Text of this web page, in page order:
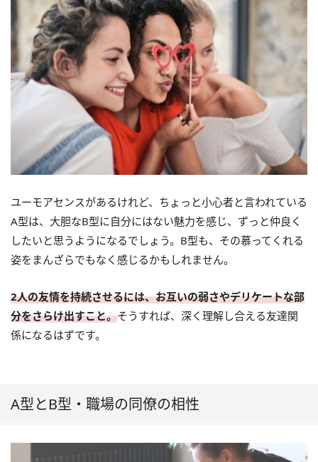
ユーモアセンスがあるけれど、ちょっと小心者と言われている
A型は、大胆なB型に自分にはない魅力を感じ、ずっと仲良く
したいと思うようになるでしょう。B型も、その慕ってくれる
姿をまんざらでもなく感じるかもしれません。
2人の友情を持続させるには、お互いの弱さやデリケートな部
分をさらけ出すこと。そうすれば、深く理解し合える友達関
係になるはずです。
A型とB型・職場の同僚の相性